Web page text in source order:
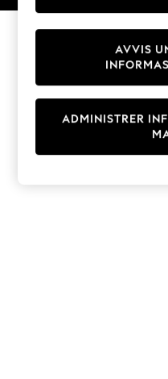
Sweatshirts &
Knitwear
Cardigans
Dresses
Sets & Outfits
T-Shirts
ADMINISTRER
AVVIS